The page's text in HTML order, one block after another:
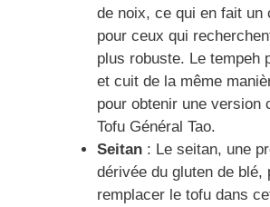
de noix, ce qui en fait un
pour ceux qui
plus robuste. Le tempeh
et cuit de la même
pour obtenir une version
Tofu Général Tao.
Seitan: Le seitan, une
dérivée du gluten de blé,
remplacer le tofu dans